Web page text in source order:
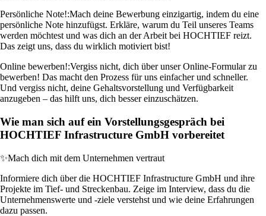
Persönliche Note!:Mach deine Bewerbung einzigartig, indem du eine
persönliche Note hinzufügst. Erkläre, warum du Teil unseres Teams
werden möchtest und was dich an der Arbeit bei HOCHTIEF reizt.
Das zeigt uns, dass du wirklich motiviert bist!
Online bewerben!:Vergiss nicht, dich über unser Online-Formular zu
bewerben! Das macht den Prozess für uns einfacher und schneller.
Und vergiss nicht, deine Gehaltsvorstellung und Verfügbarkeit
anzugeben – das hilft uns, dich besser einzuschätzen.
Wie man sich auf ein Vorstellungsgespräch bei
HOCHTIEF Infrastructure GmbH vorbereitet
✨Mach dich mit dem Unternehmen vertraut
Informiere dich über die HOCHTIEF Infrastructure GmbH und ihre
Projekte im Tief- und Streckenbau. Zeige im Interview, dass du die
Unternehmenswerte und -ziele verstehst und wie deine Erfahrungen
dazu passen.